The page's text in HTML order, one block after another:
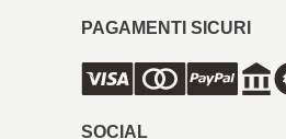
PAGAMENTI SICURI
SOCIAL